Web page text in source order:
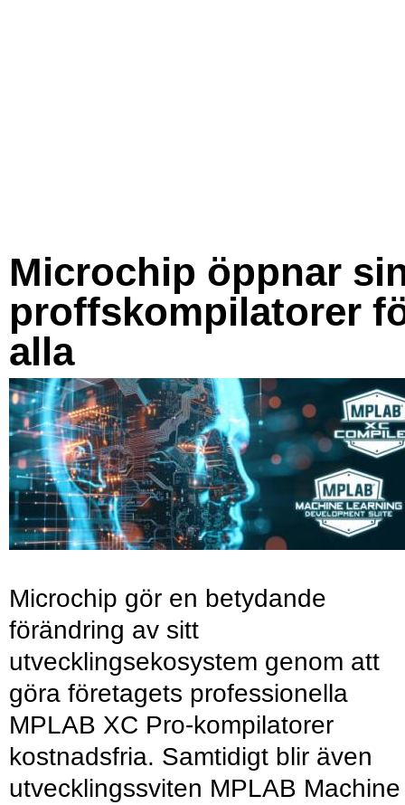
Microchip öppnar
proffskompilatorer
alla
Microchip gör en betydande
förändring av sitt
utvecklingsekosystem genom att
göra företagets professionella
MPLAB XC Pro-kompilatorer
kostnadsfria. Samtidigt blir även
utvecklingssviten MPLAB Machine